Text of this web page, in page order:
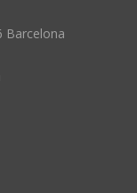
Barcelona